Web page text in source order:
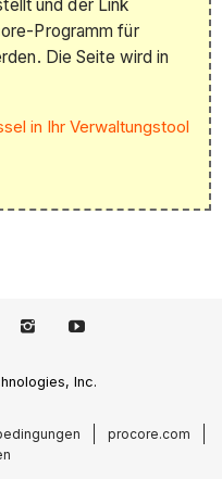
und der Link
Programm für
Die Seite wird in
in Ihr Verwaltungstool
Inc.
procore.com